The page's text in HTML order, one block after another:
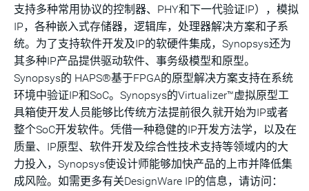
支持多种常用协议的控制器、PHY和下一代验证IP），模拟
IP，各种嵌入式存储器，逻辑库，处理器解决方案和子系
统。为了支持软件开发及IP的软硬件集成，Synopsys还为
其多种IP产品提供驱动软件、事务级模型和原型。
Synopsys的 HAPS®基于FPGA的原型解决方案支持在系统
环境中验证IP和SoC。Synopsys的Virtualizer™虚拟原型工
具箱使开发人员能够比传统方法提前很久就开始为IP或者
整个SoC开发软件。凭借一种稳健的IP开发方法学，以及在
质量、IP原型、软件开发及综合性技术支持等领域内的大
力投入，Synopsys使设计师能够加快产品的上市并降低集
成风险。如需更多有关DesignWare IP的信息，请访问：